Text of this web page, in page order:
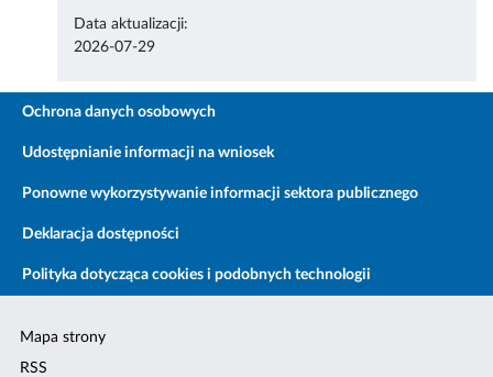
Data aktualizacji:
2026-07-29
Ochrona danych osobowych
Udostępnianie informacji na wniosek
Ponowne wykorzystywanie informacji sektora publicznego
Deklaracja dostępności
Polityka dotycząca cookies i podobnych technologii
Mapa strony
RSS